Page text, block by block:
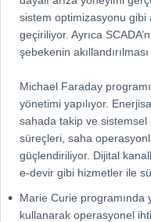
sistem optimizasyonu gibi
geçiriliyor. Ayrıca
şebekenin
Michael Faraday
yönetimi yapılıyor.
sahada takip ve sistemsel
süreçleri, saha
güçlendiriliyor. Dijital
e-devir gibi hizmetler ile
Marie Curie programında
kullanarak operasyonel